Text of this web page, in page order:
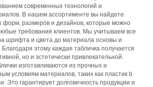
современных технологий и
В нашем ассортименте вы найдете
форм, размеров и дизайнов, которые можно
требования клиентов. Мы учитываем все
шрифта и цвета до материала основы и
этому каждая табличка получается
но и эстетически привлекательной.
изготавливаются из прочных и
условиям материалов, таких как пластик b
Это гарантирует долговечность продукции и